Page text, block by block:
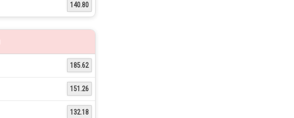
140.80
185.62
151.26
132.18